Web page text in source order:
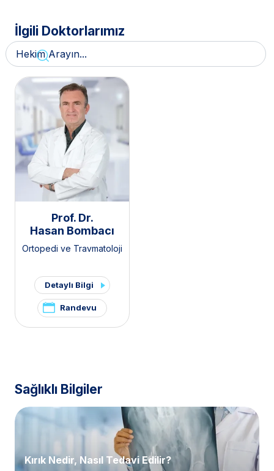
İlgili Doktorlarımız
Prof. Dr.
Hasan Bombacı
Ortopedi ve Travmatoloji
Detaylı Bilgi
Randevu
Sağlıklı Bilgiler
Kırık Nedir, Nasıl Tedavi Edilir?